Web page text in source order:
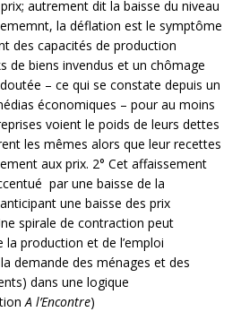
autrement dit la baisse du niveau
la déflation est le symptôme
des capacités de production
de biens invendus et un chômage
– ce qui se constate depuis un
économiques – pour au moins
voient le poids de leurs dettes
les mêmes alors que leur recettes
aux prix. 2° Cet affaissement
par une baisse de la
une baisse des prix
spirale de contraction peut
la production et de l’emploi
demande des ménages et des
dans une logique
A l’Encontre)